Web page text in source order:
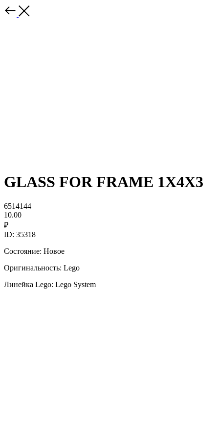
GLASS FOR FRAME 1X4X3
6514144
10.00
₽
ID: 35318
Состояние: Новое
Оригинальность: Lego
Линейка Lego: Lego System